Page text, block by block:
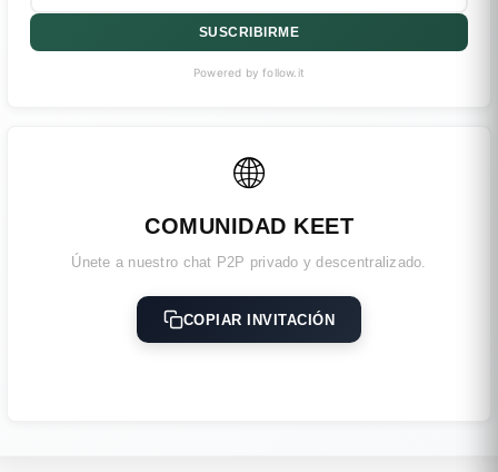
SUSCRIBIRME
Powered by follow.it
🌐
COMUNIDAD KEET
Únete a nuestro chat P2P privado y descentralizado.
COPIAR INVITACIÓN